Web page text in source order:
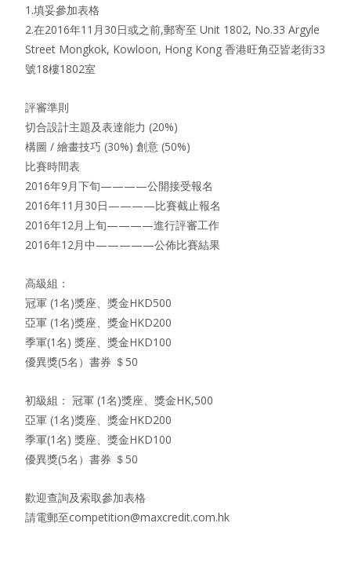
1.填妥參加表格
2.在2016年11月30日或之前,郵寄至 Unit 1802, No.33 Argyle
Street Mongkok, Kowloon, Hong Kong 香港旺角亞皆老街33
號18樓1802室
評審準則
切合設計主題及表達能力 (20%)
構圖 / 繪畫技巧 (30%) 創意 (50%)
比賽時間表
2016年9月下旬————公開接受報名
2016年11月30日————比賽截止報名
2016年12月上旬————進行評審工作
2016年12月中—————公佈比賽結果
高級組：
冠軍 (1名)獎座、獎金HKD500
亞軍 (1名)獎座、獎金HKD200
季軍(1名) 獎座、獎金HKD100
優異獎(5名）書券 ＄50
初級組： 冠軍 (1名)獎座、獎金HK,500
亞軍 (1名)獎座、獎金HKD200
季軍(1名) 獎座、獎金HKD100
優異獎(5名）書券 ＄50
歡迎查詢及索取參加表格
請電郵至competition@maxcredit.com.hk